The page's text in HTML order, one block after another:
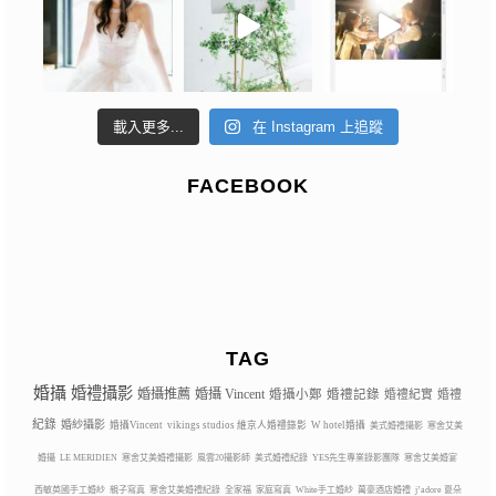
載入更多... 在 Instagram 上追蹤
FACEBOOK
TAG
婚攝 婚禮攝影 婚攝推薦 婚攝 Vincent 婚攝小鄭 婚禮記錄 婚禮紀實 婚禮
紀錄 婚紗攝影 婚攝Vincent vikings studios 維京人婚禮錄影 W hotel婚攝 美式婚禮攝影 寒舍艾美
婚攝 LE MERIDIEN 寒舍艾美婚禮攝影 風雲20攝影師 美式婚禮紀錄 YES先生專業錄影團隊 寒舍艾美婚宴
西敏英國手工婚紗 親子寫真 寒舍艾美婚禮紀錄 全家福 家庭寫真 White手工婚紗 萬豪酒店婚禮 j’adore 夏朵